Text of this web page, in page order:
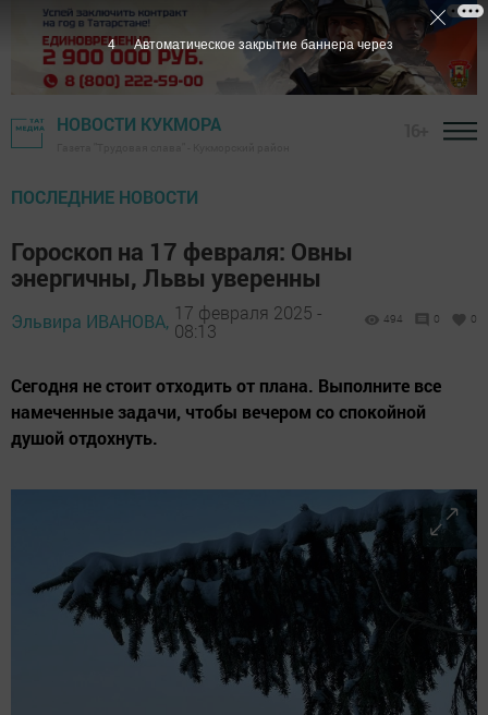
НОВОСТИ КУКМОРА
ПОСЛЕДНИЕ НОВОСТИ
Гороскоп на 17 февраля: Овны
энергичны, Львы уверенны
Эльвира ИВАНОВА, 17 февраля 2025 -
08:13
494 0 0
Сегодня не стоит отходить от плана. Выполните все
намеченные задачи, чтобы вечером со спокойной
душой отдохнуть.
3 Автоматическое закрытие баннера через